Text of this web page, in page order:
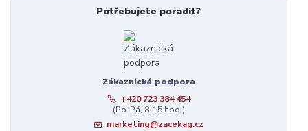
Potřebujete poradit?
Zákaznická podpora
+420 723 384 454
(Po-Pá, 8-15 hod.)
marketing@zacekag.cz